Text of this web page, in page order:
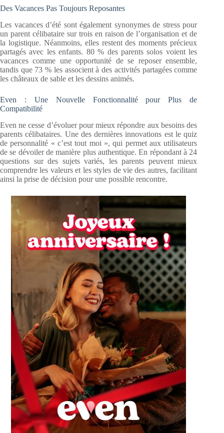
Des Vacances Pas Toujours Reposantes
Les vacances d’été sont également synonymes de stress pour
un parent célibataire sur trois en raison de l’organisation et de
la logistique. Néanmoins, elles restent des moments précieux
partagés avec les enfants. 80 % des parents solos voient les
vacances comme une opportunité de se reposer ensemble,
tandis que 73 % les associent à des activités partagées comme
les châteaux de sable et les dessins animés.
Even : Une Nouvelle Fonctionnalité pour Plus de
Compatibilité
Even ne cesse d’évoluer pour mieux répondre aux besoins des
parents célibataires. Une des dernières innovations est le quiz
de personnalité « c’est tout moi », qui permet aux utilisateurs
de se dévoiler de manière plus authentique. En répondant à 24
questions sur des sujets variés, les parents peuvent mieux
comprendre les valeurs et les styles de vie des autres, facilitant
ainsi la prise de décision pour une possible rencontre.